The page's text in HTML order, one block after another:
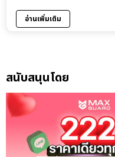
อ่านเพิ่มเติม
สนับสนุนโดย